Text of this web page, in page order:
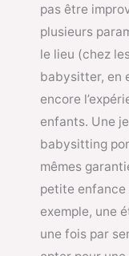
pas être
plusieurs
le lieu (chez
babysitter, en
encore
enfants. Une
babysitting
mêmes
petite enfance
exemple, une
une fois par